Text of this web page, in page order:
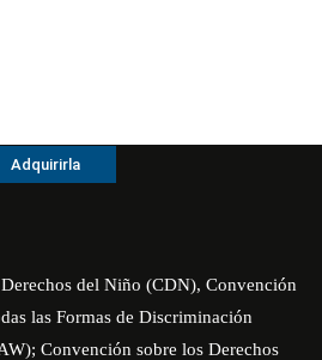
Adquirirla
del Niño (CDN), Convención
las Formas de Discriminación
Convención sobre los Derechos